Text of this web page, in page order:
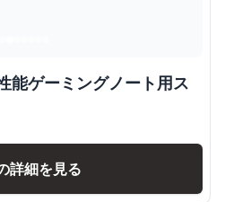
能ゲーミングノート用ス
詳細を見る